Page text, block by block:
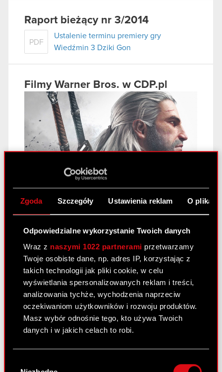
Zgoda Szczegóły Ustawienia reklam O
Odpowiedzialne wykorzystanie Twoich danych
Wraz z naszymi 1022 partnerami przetwarzamy
Twoje osobiste dane, np. adres IP, korzystając z
takich technologii jak pliki cookie, w celu
wyświetlania spersonalizowanych reklam i treści,
analizowania tychże, wychodzenia naprzeciw
oczekiwaniom użytkowników i rozwoju produktów.
Masz wybór odnośnie tego, kto używa Twoich
danych i w jakich celach to robi.
Gromadzić dane dotyczące Twojej
Raport bieżący nr 3/2014
PDF
Ustalenie terminu premiery gry
Wiedźmin 3 Dziki Gon
Filmy Warner Bros. w CDP.pl
Spółka CDP.pl zawarła umowę dystrybucyjną z
dalej
„Wiedźmin 3 Dziki Gon”: Agora
polskim współwydawcą, CDP.pl
dystrybutorem